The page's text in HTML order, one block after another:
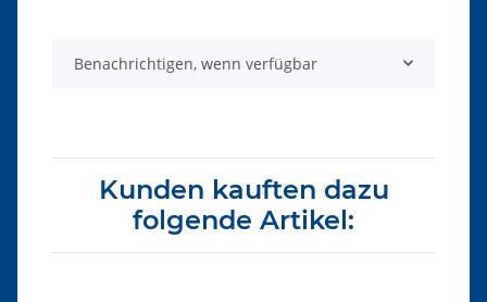
Benachrichtigen, wenn verfügbar
Kunden kauften dazu
folgende Artikel: